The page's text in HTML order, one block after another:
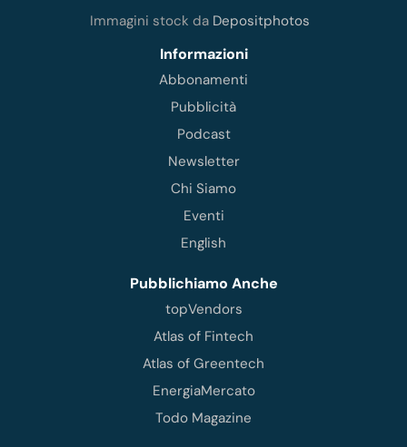
Immagini stock da Depositphotos
Informazioni
Abbonamenti
Pubblicità
Podcast
Newsletter
Chi Siamo
Eventi
English
Pubblichiamo Anche
topVendors
Atlas of Fintech
Atlas of Greentech
EnergiaMercato
Todo Magazine